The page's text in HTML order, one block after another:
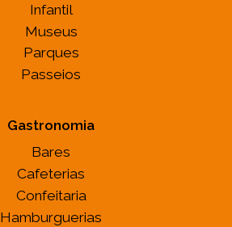
Infantil
Museus
Parques
Passeios
Gastronomia
Bares
Cafeterias
Confeitaria
Hamburguerias